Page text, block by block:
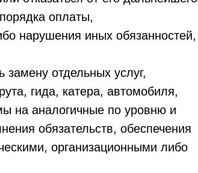
оплаты,
нарушения иных обязанностей,
отдельных услуг,
гида, катера, автомобиля,
на аналогичные по уровню и
обязательств, обеспечения
организационными либо